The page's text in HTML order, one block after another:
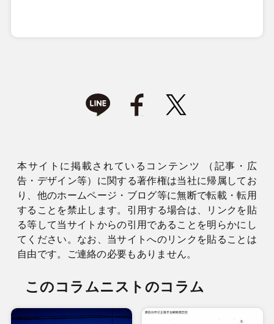
本サイトに掲載されているコンテンツ （記事・広
告・デザイン等）に関する著作権は当社に帰属してお
り、他のホームページ・ブログ等に無断で転載・転用
することを禁止します。引用する場合は、リンクを貼
る等して当サイトからの引用であることを明らかにし
てください。なお、当サイトへのリンクを貼ることは
自由です。ご連絡の必要もありません。
このコラムニストのコラム